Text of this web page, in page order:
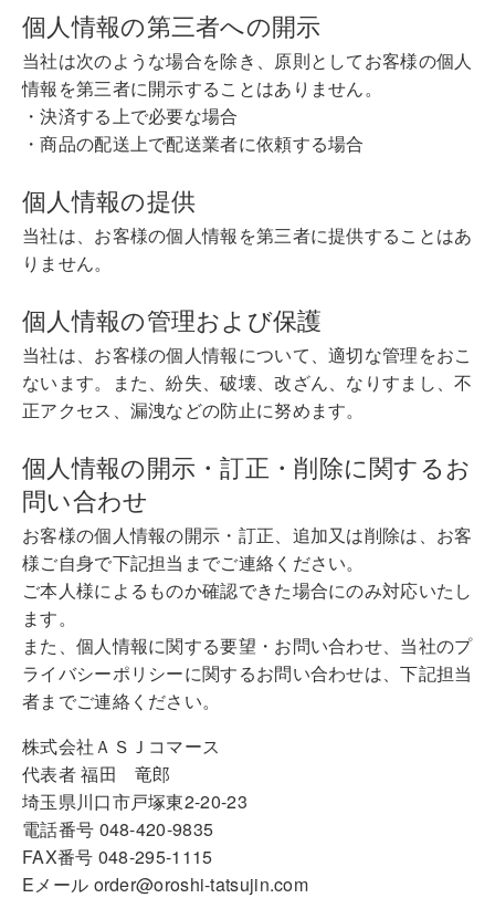
個人情報の第三者への開示
当社は次のような場合を除き、原則としてお客様の個人
情報を第三者に開示することはありません。
・決済する上で必要な場合
・商品の配送上で配送業者に依頼する場合
個人情報の提供
当社は、お客様の個人情報を第三者に提供することはあ
りません。
個人情報の管理および保護
当社は、お客様の個人情報について、適切な管理をおこ
ないます。また、紛失、破壊、改ざん、なりすまし、不
正アクセス、漏洩などの防止に努めます。
個人情報の開示・訂正・削除に関するお
問い合わせ
お客様の個人情報の開示・訂正、追加又は削除は、お客
様ご自身で下記担当までご連絡ください。
ご本人様によるものか確認できた場合にのみ対応いたし
ます。
また、個人情報に関する要望・お問い合わせ、当社のプ
ライバシーポリシーに関するお問い合わせは、下記担当
者までご連絡ください。
株式会社ＡＳＪコマース
代表者 福田 竜郎
埼玉県川口市戸塚東2-20-23
電話番号 048-420-9835
FAX番号 048-295-1115
Eメール order@oroshi-tatsujin.com